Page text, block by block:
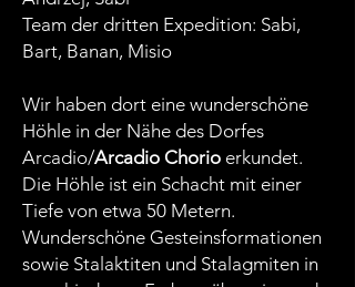
Team der dritten Expedition: Sabi,
Bart, Banan, Misio
Wir haben dort eine wunderschöne
Höhle in der Nähe des Dorfes
Arcadio/Arcadio Chorio erkundet.
Die Höhle ist ein Schacht mit einer
Tiefe von etwa 50 Metern.
Wunderschöne Gesteinsformationen
sowie Stalaktiten und Stalagmiten in